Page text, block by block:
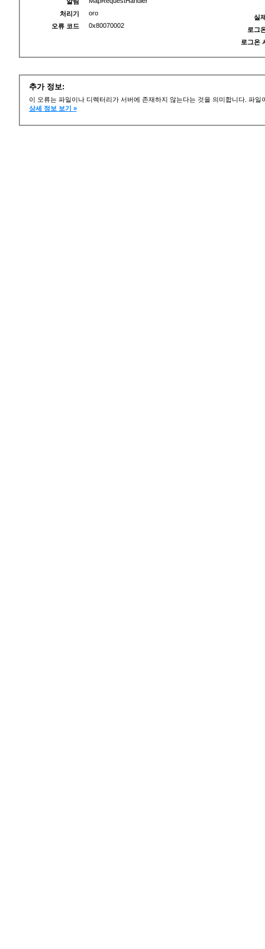
처리기
oro
오류 코드
0x80070002
실
로그
로그온
추가 정보:
이 오류는 파일이나 디렉터리가 서버에 존재하지 않는다는 것을 의미합니다. 파
상세 정보 보기 »